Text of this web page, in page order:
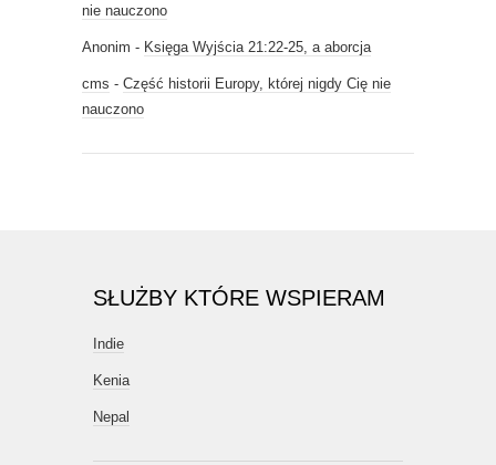
nie nauczono
Anonim - Księga Wyjścia 21:22-25, a aborcja
cms - Część historii Europy, której nigdy Cię nie
nauczono
SŁUŻBY KTÓRE WSPIERAM
Indie
Kenia
Nepal